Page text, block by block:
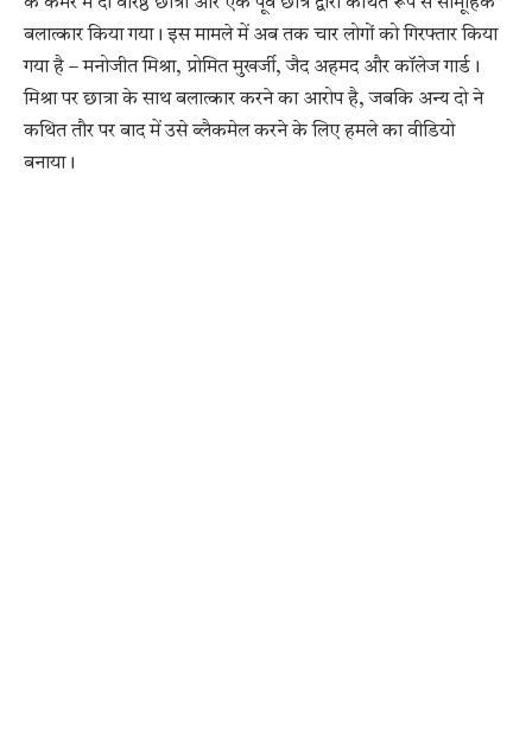
बलात्कार किया गया। इस मामले में अब तक चार लोगों को गिरफ्तार किया
गया है – मनोजीत मिश्रा, प्रोमित मुखर्जी, जैद अहमद और कॉलेज गार्ड।
मिश्रा पर छात्रा के साथ बलात्कार करने का आरोप है, जबकि अन्य दो ने
कथित तौर पर बाद में उसे ब्लैकमेल करने के लिए हमले का वीडियो
बनाया।